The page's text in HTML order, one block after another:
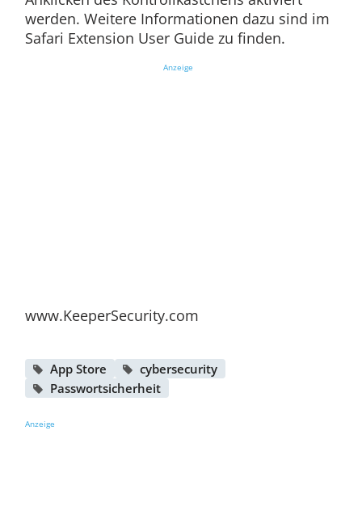
werden. Weitere Informationen dazu sind im
Safari Extension User Guide zu finden.
Anzeige
www.KeeperSecurity.com
App Store
cybersecurity
Passwortsicherheit
Anzeige